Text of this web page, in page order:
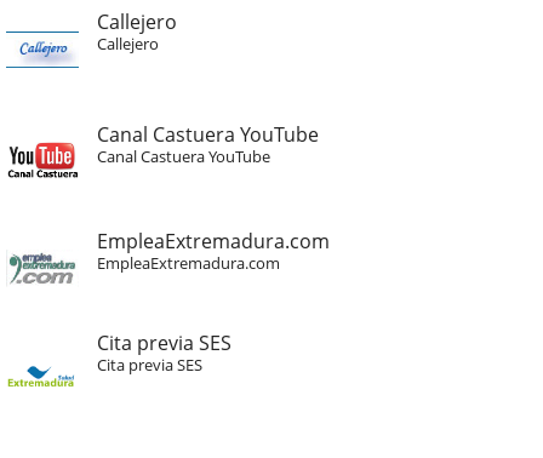
Callejero
Callejero
Canal Castuera YouTube
Canal Castuera YouTube
EmpleaExtremadura.com
EmpleaExtremadura.com
Cita previa SES
Cita previa SES